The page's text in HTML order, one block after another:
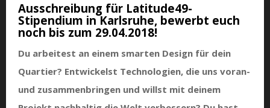
Ausschreibung für Latitude49-
Stipendium in Karlsruhe, bewerbt euch
noch bis zum 29.04.2018!
Du arbeitest an einem smarten Design für dein
Quartier? Entwickelst Technologien, die uns voran-
und zusammenbringen und willst mit deinem